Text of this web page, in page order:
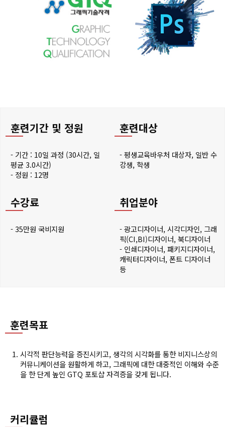
훈련기간 및 정원
- 기간 : 10일 과정 (30시간, 일
평균 3.0시간)
- 정원 : 12명
훈련대상
- 평생교육바우처 대상자, 일반 수
강생, 학생
수강료
- 35만원 국비지원
취업분야
- 광고디자이너, 시각디자인, 그래
픽(CI,BI)디자이너, 북디자이너
- 인쇄디자이너, 패키지디자이너,
캐릭터디자이너, 폰트 디자이너
등
훈련목표
시각적 판단능력을 증진시키고, 생각의 시각화를 통한 비지니스상의
커뮤니케이션을 원활하게 하고, 그래픽에 대한 대중적인 이해와 수준
을 한 단계 높인 GTQ 포토샵 자격증을 갖게 됩니다.
커리큘럼